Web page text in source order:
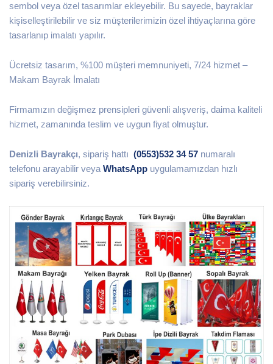
sembol veya özel tasarımlar ekleyebilir. Bu sayede, bayraklar
kişiselleştirilebilir ve siz müşterilerimizin özel ihtiyaçlarına göre
tasarlanıp imalatı yapılır.
Ücretsiz tasarım, %100 müşteri memnuniyeti, 7/24 hizmet –
Makam Bayrak İmalatı
Firmamızın değişmez prensipleri güvenli alışveriş, daima kaliteli
hizmet, zamanında teslim ve uygun fiyat olmuştur.
Denizli Bayrakçı, sipariş hattı (0553)532 34 57 numaralı
telefonu arayabilir veya WhatsApp uygulamamızdan hızlı
sipariş verebilirsiniz.